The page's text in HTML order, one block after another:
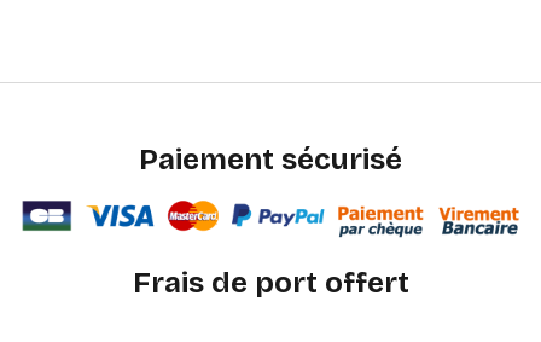
Paiement sécurisé
Frais de port offert